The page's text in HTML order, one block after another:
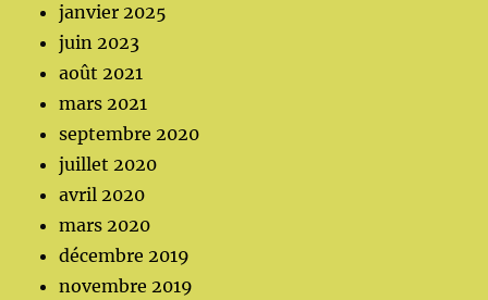
janvier 2025
juin 2023
août 2021
mars 2021
septembre 2020
juillet 2020
avril 2020
mars 2020
décembre 2019
novembre 2019